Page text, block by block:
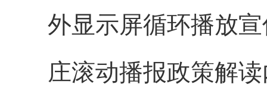
外显示屏循环播放
庄滚动播报政策解